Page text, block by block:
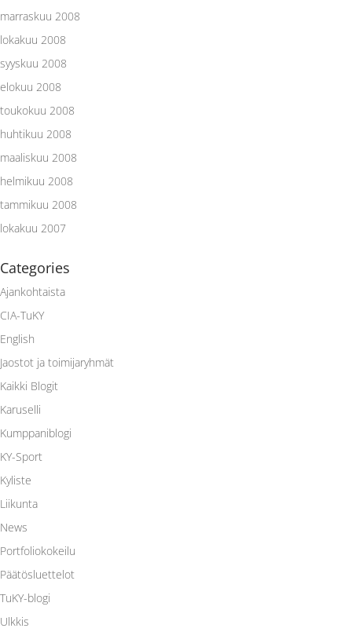
marraskuu 2008
lokakuu 2008
syyskuu 2008
elokuu 2008
toukokuu 2008
huhtikuu 2008
maaliskuu 2008
helmikuu 2008
tammikuu 2008
lokakuu 2007
Categories
Ajankohtaista
CIA-TuKY
English
Jaostot ja toimijaryhmät
Kaikki Blogit
Karuselli
Kumppaniblogi
KY-Sport
Kyliste
Liikunta
News
Portfoliokokeilu
Päätösluettelot
TuKY-blogi
Ulkkis